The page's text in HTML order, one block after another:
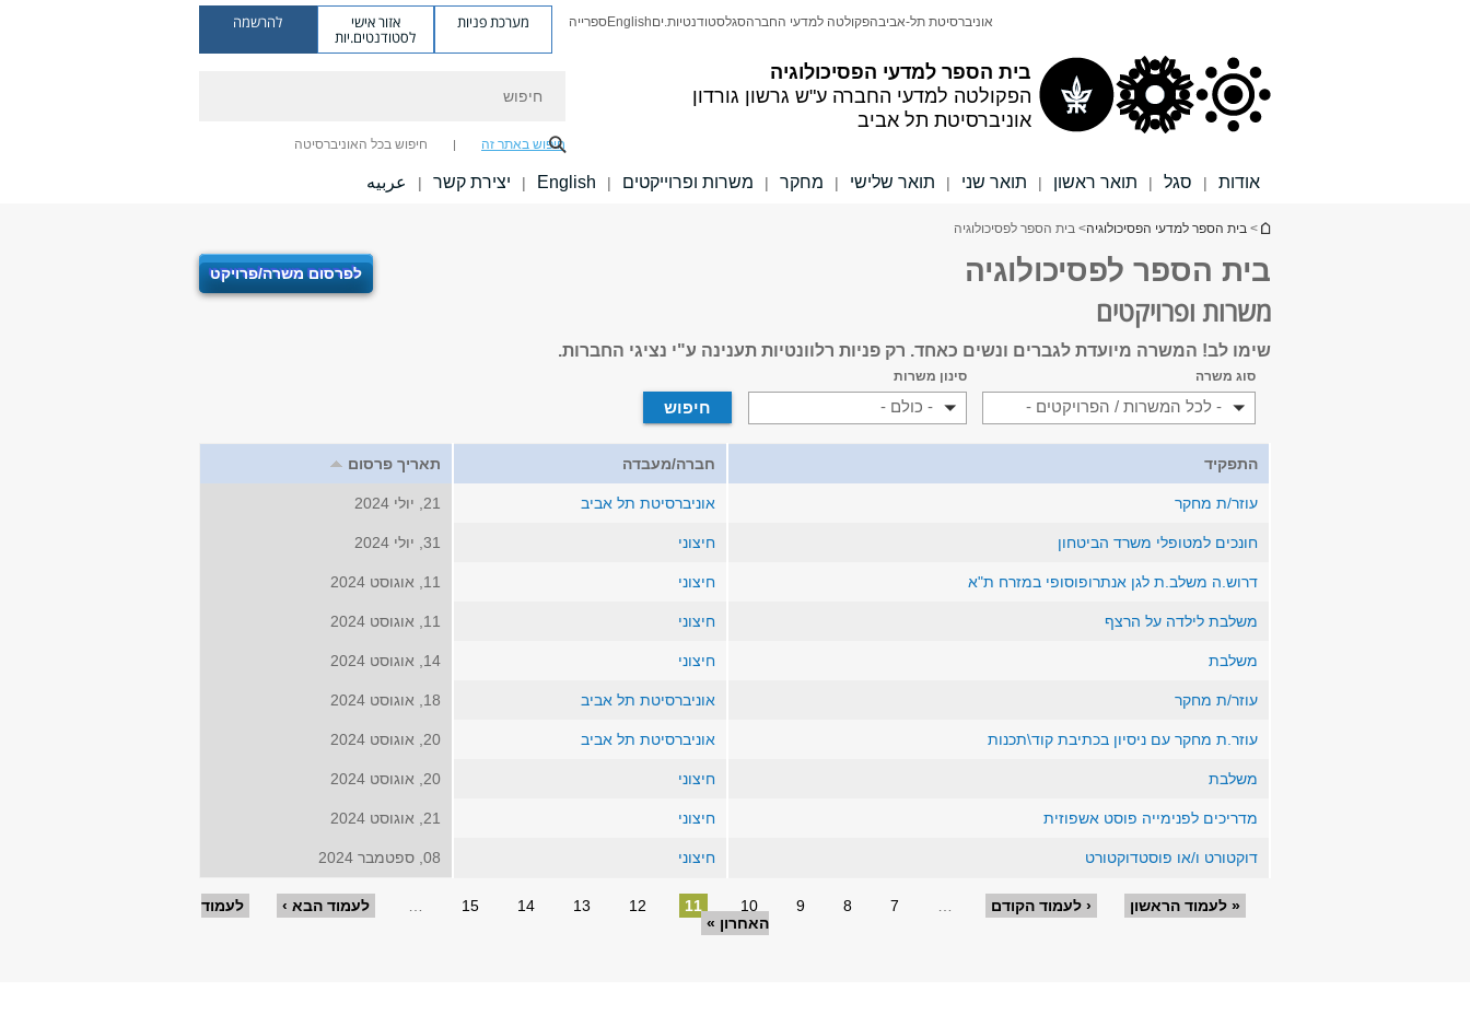
בית הספר למדעי הפסיכולוגיה
הפקולטה למדעי החברה ע"ש גרשון גורדון
אוניברסיטת תל אביב
אוניברסיטת תל-אביבהפקולטה למדעי החברהסגלסטודנטיות.יםEnglishספרייה מערכת פניות אזור אישי
לסטודנטים.יות
להרשמה
חיפוש באתר זה חיפוש בכל האוניברסיטה
אודות | סגל | תואר ראשון | תואר שני | תואר שלישי | מחקר | משרות ופרוייקטים |
English
| יצירת קשר | عربيه
הינך נמצא כאן
> בית הספר למדעי הפסיכולוגיה> בית הספר לפסיכולוגיה
לפרסום משרה/פרויקט בית הספר לפסיכולוגיה
משרות ופרויקטים
שימו לב! המשרה מיועדת לגברים ונשים כאחד. רק פניות רלוונטיות תענינה ע"י נציגי החברות.
סוג משרה
- לכל המשרות / הפרויקטים -
סינון משרות
- כולם -
התפקיד חברה/מעבדה תאריך פרסום
עוזר/ת מחקר אוניברסיטת תל אביב 21, יולי 2024
חונכים למטופלי משרד הביטחון חיצוני 31, יולי 2024
דרוש.ה משלב.ת לגן אנתרופוסופי במזרח ת"א חיצוני 11, אוגוסט 2024
משלבת לילדה על הרצף חיצוני 11, אוגוסט 2024
משלבת חיצוני 14, אוגוסט 2024
עוזר/ת מחקר אוניברסיטת תל אביב 18, אוגוסט 2024
עוזר.ת מחקר עם ניסיון בכתיבת קוד\תכנות אוניברסיטת תל אביב 20, אוגוסט 2024
משלבת חיצוני 20, אוגוסט 2024
מדריכים לפנימייה פוסט אשפוזית חיצוני 21, אוגוסט 2024
דוקטורט ו/או פוסטדוקטורט חיצוני 08, ספטמבר 2024
עמודים
« לעמוד הראשון ‹ לעמוד הקודם 7
8
9
10
11
12
13
14
15 לעמוד הבא ›
לעמוד
האחרון »